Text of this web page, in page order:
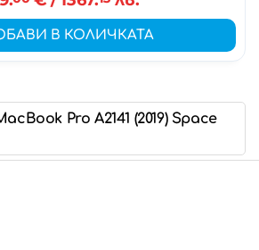
В КОЛИЧКАТА
Pro A2141 (2019) Space